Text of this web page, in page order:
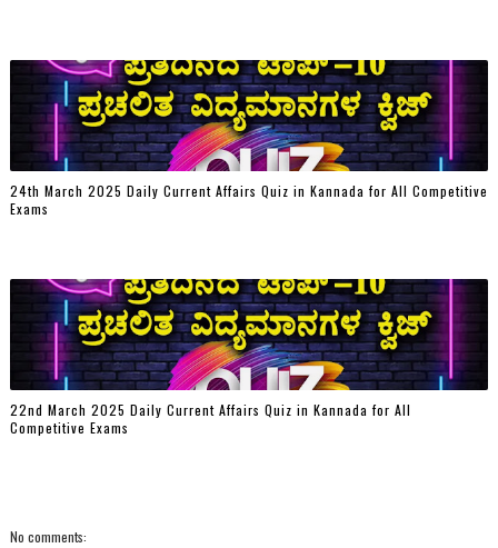
24th March 2025 Daily Current Affairs Quiz in Kannada for All Competitive
Exams
22nd March 2025 Daily Current Affairs Quiz in Kannada for All
Competitive Exams
No comments: